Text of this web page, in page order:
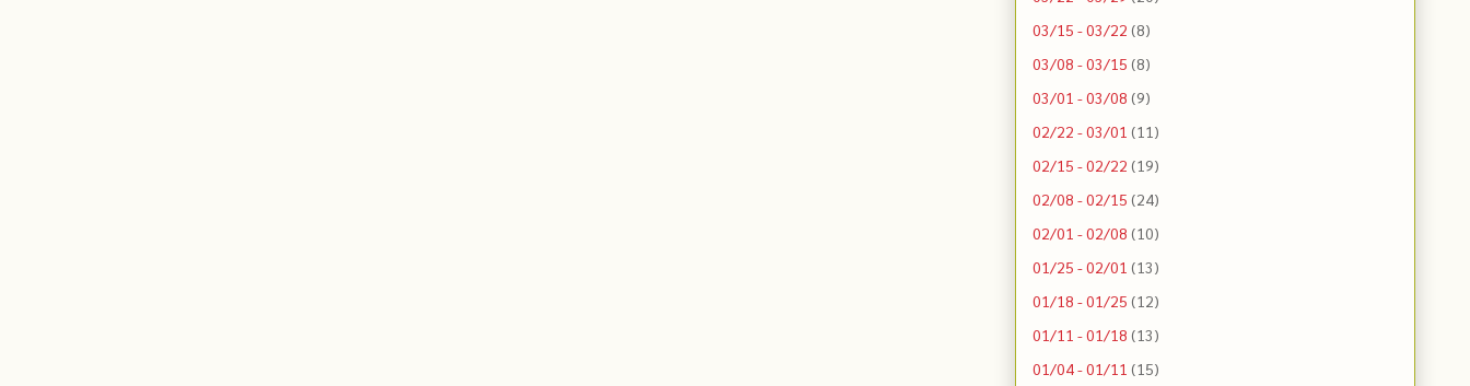
03/15 - 03/22 (8)
03/08 - 03/15 (8)
03/01 - 03/08 (9)
02/22 - 03/01 (11)
02/15 - 02/22 (19)
02/08 - 02/15 (24)
02/01 - 02/08 (10)
01/25 - 02/01 (13)
01/18 - 01/25 (12)
01/11 - 01/18 (13)
01/04 - 01/11 (15)